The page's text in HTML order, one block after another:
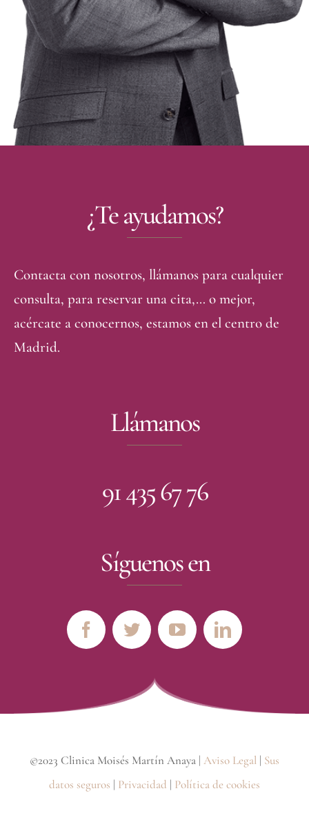
¿Te ayudamos?
Contacta con nosotros, llámanos para cualquier
consulta, para reservar una cita,… o mejor,
acércate a conocernos, estamos en el centro de
Madrid.
Llámanos
91 435 67 76
Síguenos en
©2023 Clinica Moisés Martín Anaya | Aviso Legal | Sus
datos seguros | Privacidad | Política de cookies